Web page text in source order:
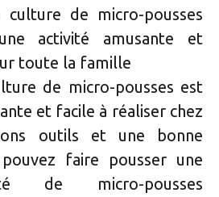
culture de micro-pousses
activité amusante et
toute la famille
de micro-pousses est
et facile à réaliser chez
outils et une bonne
faire pousser une
de micro-pousses